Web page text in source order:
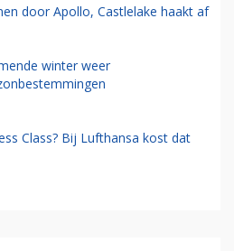
door Apollo, Castlelake haakt af
winter weer
Class? Bij Lufthansa kost dat